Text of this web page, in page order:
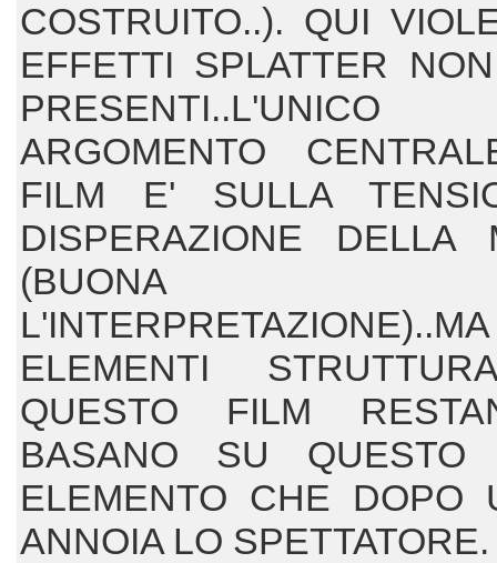
COSTRUITO..). QUI
EFFETTI SPLATTER
PRESENTI..L'UNICO
ARGOMENTO
FILM E' SULLA
DISPERAZIONE DELLA
(BUONA
ELEMENTI
QUESTO FILM
BASANO SU QUESTO
ELEMENTO CHE DOPO
ANNOIA LO